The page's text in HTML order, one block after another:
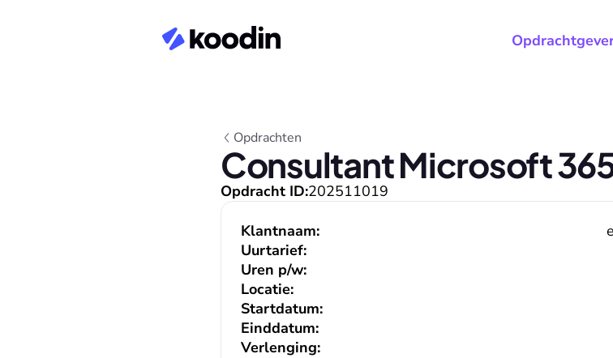
Opdrachten
Consultant Microsoft
Opdracht ID:202511019
Startdatum:
Einddatum:
Verlenging:
Klantnaam:
Uurtarief:
Uren p/w:
Locatie: